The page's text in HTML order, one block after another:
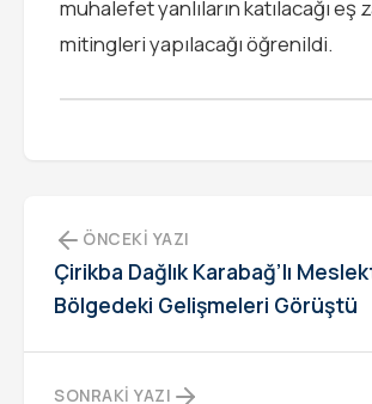
muhalefet yanlıların katılacağı eş
mitingleri yapılacağı öğrenildi.
ÖNCEKI YAZI
Çirikba Dağlık Karabağ’lı
Bölgedeki Gelişmeleri Görüştü
SONRAKI YAZI